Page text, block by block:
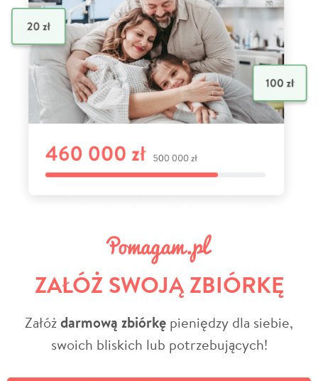
ZAŁÓŻ SWOJĄ ZBIÓRKĘ
Załóżdarmową zbiórkę pieniędzy dla siebie,
swoich bliskich lub potrzebujących!